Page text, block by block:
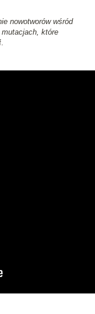
nowotworów wśród
które